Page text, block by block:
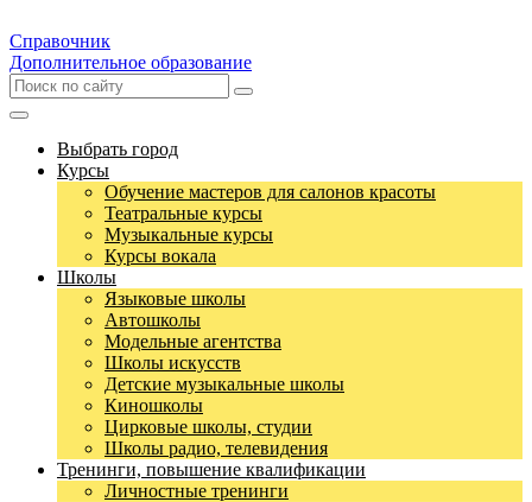
Справочник
Дополнительное образование
Выбрать город
Курсы
Обучение мастеров для салонов красоты
Театральные курсы
Музыкальные курсы
Курсы вокала
Школы
Языковые школы
Автошколы
Модельные агентства
Школы искусств
Детские музыкальные школы
Киношколы
Цирковые школы, студии
Школы радио, телевидения
Тренинги, повышение квалификации
Личностные тренинги